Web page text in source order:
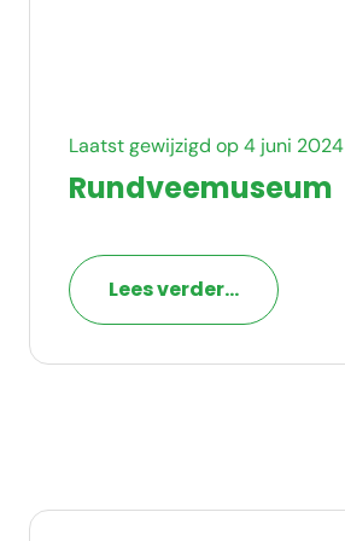
Rundveemuseum
Laatst gewijzigd op 4 juni 2024
Lees verder...